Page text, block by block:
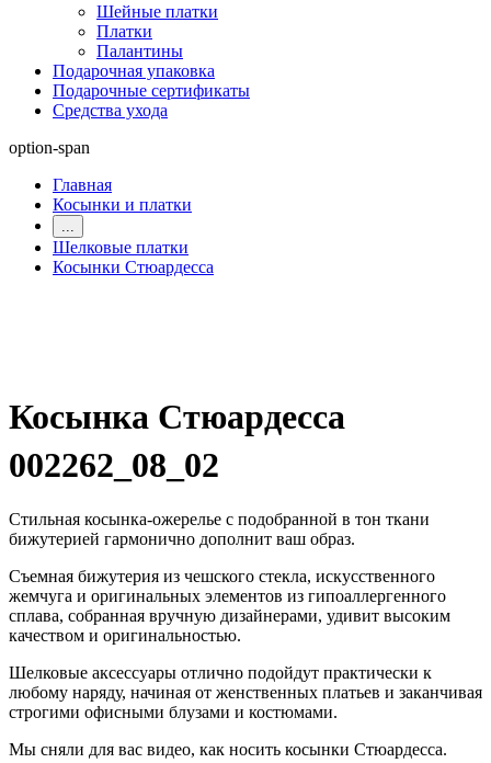
Шейные платки
Платки
Палантины
Подарочная упаковка
Подарочные сертификаты
Средства ухода
option-span
Главная
Косынки и платки
Шелковые платки
Косынки Стюардесса
Косынка Стюардесса
002262_08_02
Стильная косынка-ожерелье с подобранной в тон ткани
бижутерией гармонично дополнит ваш образ.
Съемная бижутерия из чешского стекла, искусственного
жемчуга и оригинальных элементов из гипоаллергенного
сплава, собранная вручную дизайнерами, удивит высоким
качеством и оригинальностью.
Шелковые аксессуары отлично подойдут практически к
любому наряду, начиная от женственных платьев и заканчивая
строгими офисными блузами и костюмами.
Мы сняли для вас видео, как носить косынки Стюардесса.